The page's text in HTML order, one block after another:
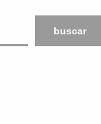
buscar